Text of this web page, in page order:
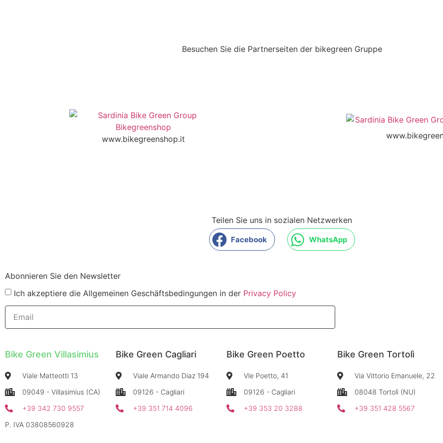
Besuchen Sie die Partnerseiten der bikegreen Gruppe
www.bikegreenshop.it
Teilen Sie uns in sozialen Netzwerken
Facebook WhatsApp
Abonnieren Sie den Newsletter
Ich akzeptiere die Allgemeinen Geschäftsbedingungen in der Privacy Policy
Bike Green Villasimius
Viale Matteotti 13
09049 - Villasimius (CA)
+39 342 730 9557
P. IVA 03808560928
Bike Green Cagliari
Viale Armando Diaz 194
09126 - Cagliari
+39 351 714 4096
Bike Green Poetto
Vle Poetto, 41
09126 - Cagliari
+39 353 20 3288
Bike Green Tortolì
Via Vittorio Emanuele, 22
08048 Tortolì (NU)
+39 351 428 5567